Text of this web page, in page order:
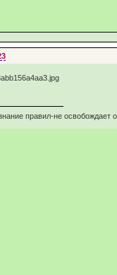
правил-не освобождает